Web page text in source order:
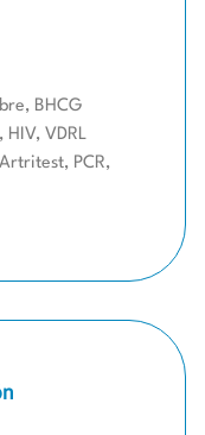
BHCG
VDRL
PCR,